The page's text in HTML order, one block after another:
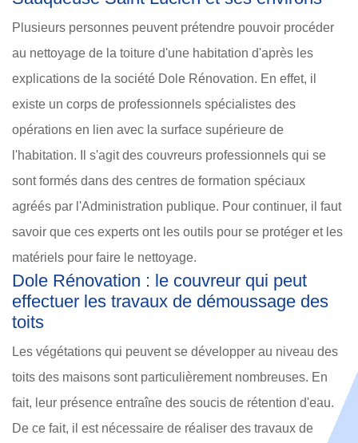
Plusieurs personnes peuvent prétendre pouvoir procéder
au nettoyage de la toiture d'une habitation d'après les
explications de la société Dole Rénovation. En effet, il
existe un corps de professionnels spécialistes des
opérations en lien avec la surface supérieure de
l'habitation. Il s'agit des couvreurs professionnels qui se
sont formés dans des centres de formation spéciaux
agréés par l'Administration publique. Pour continuer, il faut
savoir que ces experts ont les outils pour se protéger et les
matériels pour faire le nettoyage.
Dole Rénovation : le couvreur qui peut
effectuer les travaux de démoussage des
toits
Les végétations qui peuvent se développer au niveau des
toits des maisons sont particulièrement nombreuses. En
fait, leur présence entraîne des soucis de rétention d'eau.
De ce fait, il est nécessaire de réaliser des travaux de